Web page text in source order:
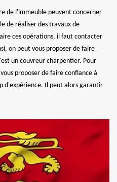
de l'immeuble peuvent concerner
de réaliser des travaux de
ces opérations, il faut contacter
on peut vous proposer de faire
un couvreur charpentier. Pour
proposer de faire confiance à
d'expérience. Il peut alors garantir